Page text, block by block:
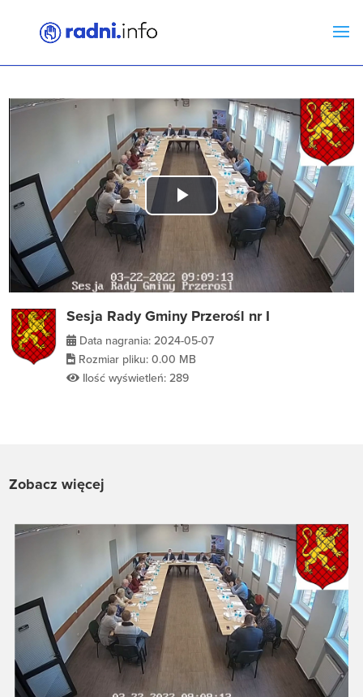
Play
Video
Sesja Rady Gminy Przerośl nr I
Data nagrania: 2024-05-07
Rozmiar pliku: 0.00 MB
Ilość wyświetleń: 289
Zobacz więcej